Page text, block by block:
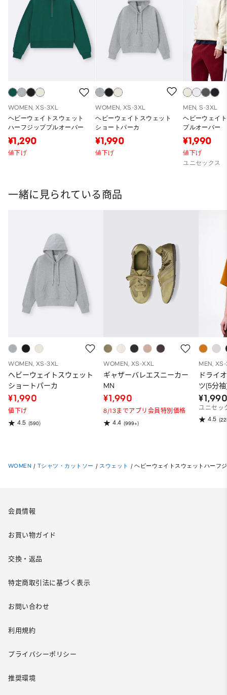
WOMEN, XS-3XL
ヘビーウェイトスウェット
ハーフジッププルオーバー
¥1,290
値下げ
WOMEN, XS-3XL
ヘビーウェイトスウェット
ショートパーカ
¥1,990
値下げ
MEN, S-3XL
ヘビーウェイ
プルオーバー
¥1,990
値下げ
ユニセックス
一緒に見られている商品
WOMEN, XS-3XL
ヘビーウェイトスウェット
ショートパーカ
¥1,990
値下げ
4.5 (590)
WOMEN, XS-XXL
ギャザーバレエスニーカー
MN
¥1,990
8/13までアプリ会員特別価格
4.4 (999+)
MEN,
ドライ
ツ(5分
ユニセッ
4.5
WOMEN / Tシャツ・カットソー / スウェット / ヘビーウェイトスウェットハーフ
会員情報
お買い物ガイド
交換・返品
特定商取引法に基づく表示
お問い合わせ
利用規約
プライバシーポリシー
推奨環境